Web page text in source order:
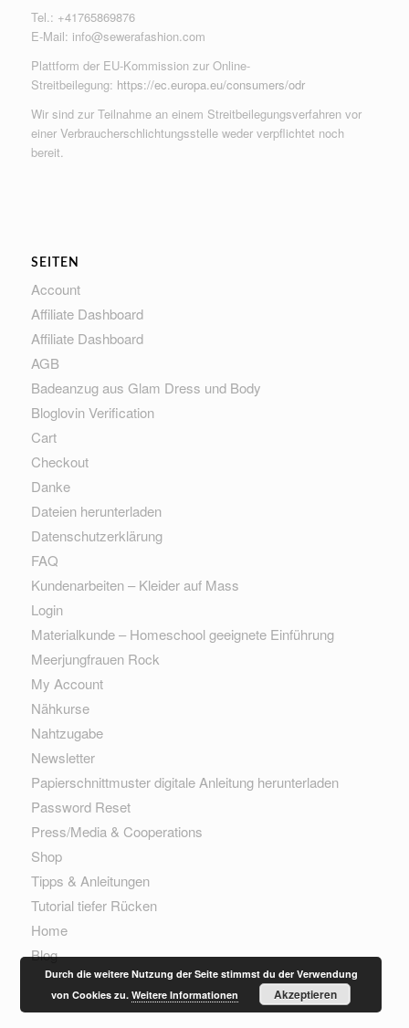
Tel.: +41765869876
E-Mail: info@sewerafashion.com
Plattform der EU-Kommission zur Online-
Streitbeilegung: https://ec.europa.eu/consumers/odr
Wir sind zur Teilnahme an einem Streitbeilegungsverfahren vor
einer Verbraucherschlichtungsstelle weder verpflichtet noch
bereit.
SEITEN
Account
Affiliate Dashboard
Affiliate Dashboard
AGB
Badeanzug aus Glam Dress und Body
Bloglovin Verification
Cart
Checkout
Danke
Dateien herunterladen
Datenschutzerklärung
FAQ
Kundenarbeiten – Kleider auf Mass
Login
Materialkunde – Homeschool geeignete Einführung
Meerjungfrauen Rock
My Account
Nähkurse
Nahtzugabe
Newsletter
Papierschnittmuster digitale Anleitung herunterladen
Password Reset
Press/Media & Cooperations
Shop
Tipps & Anleitungen
Tutorial tiefer Rücken
Home
Blog
Durch die weitere Nutzung der Seite stimmst du der Verwendung
von Cookies zu.Weitere Informationen Akzeptieren